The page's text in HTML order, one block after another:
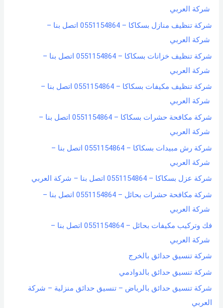
شركة العربي
شركة تنظيف منازل بسكاكا – 0551154864 اتصل بنا –
شركة العربي
شركة تنظيف خزانات بسكاكا – 0551154864 اتصل بنا –
شركة العربي
شركة تنظيف مكيفات بسكاكا – 0551154864 اتصل بنا –
شركة العربي
شركة مكافحة حشرات بسكاكا – 0551154864 اتصل بنا –
شركة العربي
شركة رش مبيدات بسكاكا – 0551154864 اتصل بنا –
شركة العربي
شركة عزل بسكاكا – 0551154864 اتصل بنا – شركة العربي
شركة مكافحة حشرات بحائل – 0551154864 اتصل بنا –
شركة العربي
فك وتركيب مكيفات بحائل – 0551154864 اتصل بنا –
شركة العربي
شركة تنسيق حدائق بالخرج
شركة تنسيق حدائق بالدوادمي
شركة تنسيق حدائق بالرياض – تنسيق حدائق منزلية – شركة
العربي